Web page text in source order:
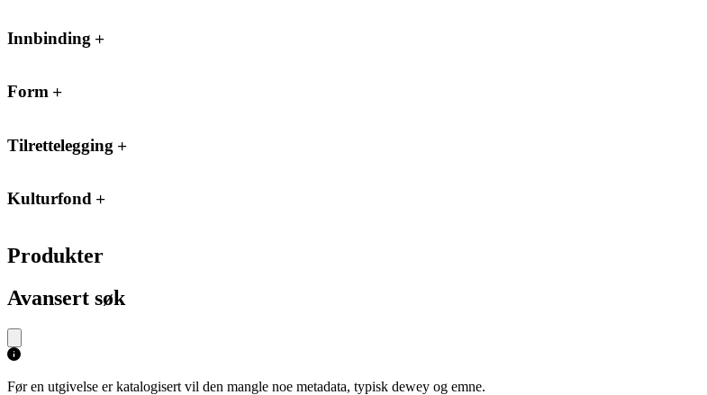
Innbinding
Form
Tilrettelegging
Kulturfond
Produkter
Avansert søk
Før en utgivelse er katalogisert vil den mangle noe metadata, typisk dewey og emne.